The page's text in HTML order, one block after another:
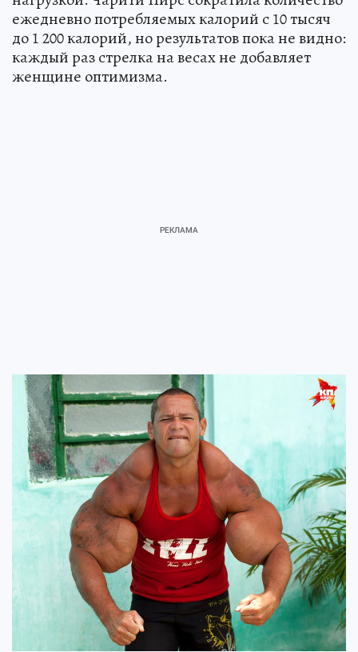
ежедневно потребляемых калорий с 10 тысяч
до 1 200 калорий, но результатов пока не видно:
каждый раз стрелка на весах не добавляет
женщине оптимизма.